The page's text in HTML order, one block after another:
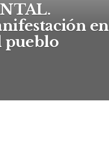
en
pueblo